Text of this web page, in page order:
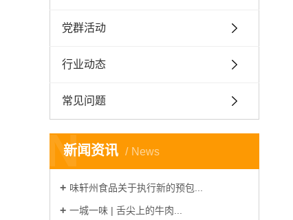
党群活动
行业动态
常见问题
新闻资讯 News
N
味轩州食品关于执行新的预包...
一城一味 | 舌尖上的牛肉...